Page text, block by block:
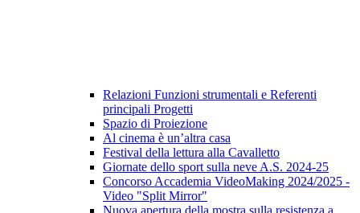
Relazioni Funzioni strumentali e Referenti
principali Progetti
Spazio di Proiezione
Al cinema è un’altra casa
Festival della lettura alla Cavalletto
Giornate dello sport sulla neve A.S. 2024-25
Concorso Accademia VideoMaking 2024/2025 -
Video "Split Mirror"